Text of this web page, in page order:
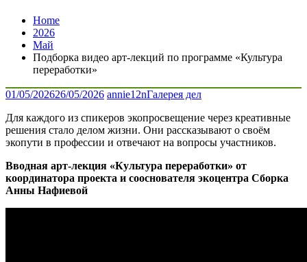
Home
2026
Май
Подборка видео арт-лекций по программе «Культура
переработки»
01/05/202626/05/2026 annie12nГалерея дел
Для каждого из спикеров экопросвещение через креативные
решения стало делом жизни. Они рассказывают о своём
экопути в профессии и отвечают на вопросы участников.
Вводная арт-лекция «Культура переработки» от
координатора проекта и сооснователя экоцентра Сборка
Анны Нафиевой